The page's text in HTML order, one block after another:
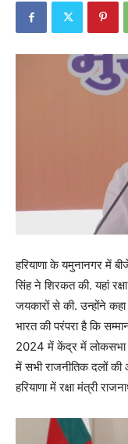
हरियाणा के यमुनानगर में
सिंह ने शिरकत की. यहां
जयकारों से की. उन्होंने
भारत की परंपरा है कि
2024 में केंद्र में लोकसभा
में सभी राजनीतिक दलों की
हरियाणा में रक्षा मंत्री